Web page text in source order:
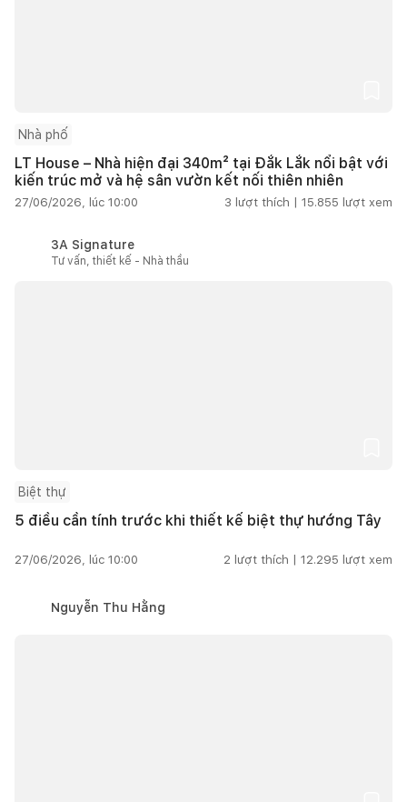
Nhà phố
LT House – Nhà hiện đại 340m² tại Đắk Lắk nổi bật với
kiến trúc mở và hệ sân vườn kết nối thiên nhiên
27/06/2026, lúc 10:00 3 lượt thích | 15.855 lượt xem
3A Signature
Tư vấn, thiết kế - Nhà thầu
Biệt thự
5 điều cần tính trước khi thiết kế biệt thự hướng Tây
27/06/2026, lúc 10:00 2 lượt thích | 12.295 lượt xem
Nguyễn Thu Hằng